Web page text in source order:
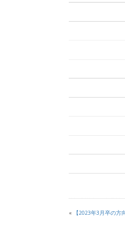
« 【2023年3月卒の